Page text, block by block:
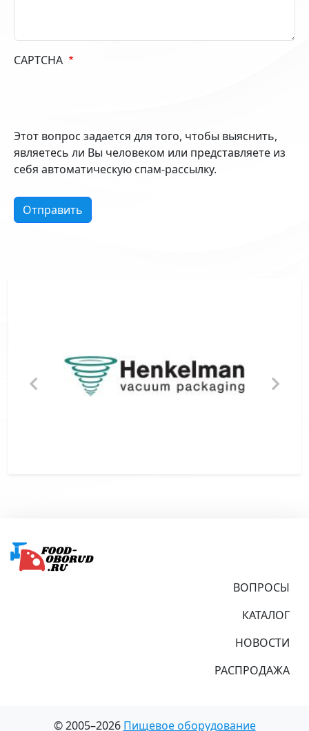
CAPTCHA
Этот вопрос задается для того, чтобы выяснить,
являетесь ли Вы человеком или представляете из
себя автоматическую спам-рассылку.
ВОПРОСЫ
КАТАЛОГ
НОВОСТИ
РАСПРОДАЖА
© 2005–2026 Пищевое оборудование